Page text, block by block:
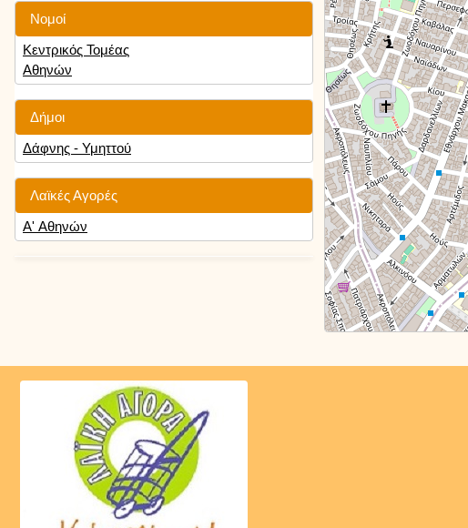
Νομοί
Κεντρικός Τομέας
Αθηνών
Δήμοι
Δάφνης - Υμηττού
Λαϊκές Αγορές
Α' Αθηνών